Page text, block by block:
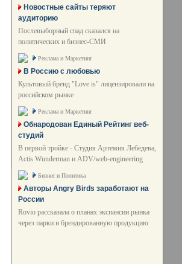
Новостные сайты теряют
аудиторию
Послевыборный спад сказался на
политических и бизнес-СМИ
Реклама и Маркетинг
В Россию с любовью
Культовый бренд "Love is" лицензировали на
российском рынке
Реклама и Маркетинг
Обнародован Единый Рейтинг веб-
студий
В первой тройке - Студия Артемия Лебедева,
Actis Wunderman и ADV/web-engineering
Бизнес и Политика
Авторы Angry Birds заработают на
России
Rovio рассказала о планах экспансии рынка
через парки и брендированную продукцию